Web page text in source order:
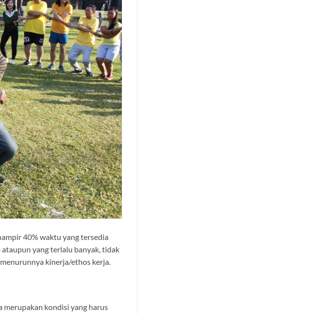
40% waktu yang tersedia
yang terlalu banyak, tidak
kinerja/ethos kerja.
kondisi yang harus